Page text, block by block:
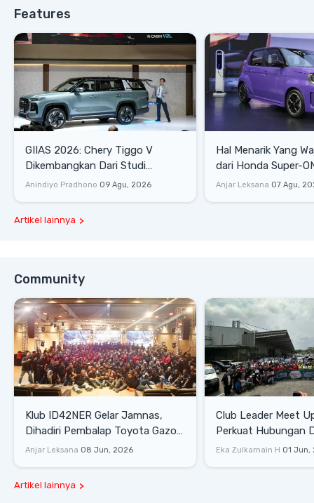
Features
GIIAS 2026: Chery Tiggo V
Dikembangkan Dari Studi
Komprehensif di Indonesia
Anindiyo Pradhono 09 Agu, 2026
Hal Menarik Yang
dari Honda Super-ONE
Harga
Anjar Leksana 07 Agu,
Artikel lainnya
Community
Klub ID42NER Gelar Jamnas,
Dihadiri Pembalap Toyota Gazoo
Racing
Anjar Leksana 08 Jun, 2026
Club Leader Meet
Perkuat Hubungan
Dengan Komunitas
Eka Zulkarnain H 01 Jun,
Artikel lainnya